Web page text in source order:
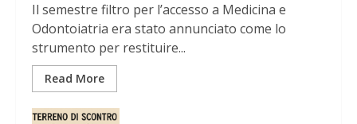
Il semestre filtro per l’accesso a Medicina e
Odontoiatria era stato annunciato come lo
strumento per restituire...
Read More